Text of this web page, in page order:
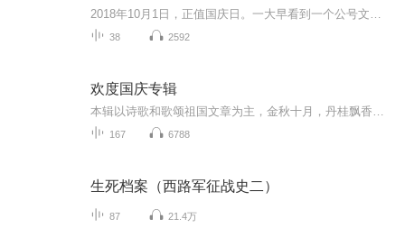
38 2592
欢度国庆专辑
167 6788
生死档案（西路军征战史二）
87 21.4万